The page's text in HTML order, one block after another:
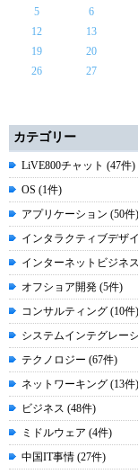
5
6
12
13
19
20
26
27
カテゴリー
LiVE800チャット (47件)
OS (1件)
アプリケーション (50件)
インタラクティブデザ
インターネットビジネ
オフショア開発 (5件)
コンサルティング (10件)
システムインテグレー
テクノロジー (67件)
ネットワーキング (13件)
ビジネス (48件)
ミドルウェア (4件)
中国IT事情 (27件)